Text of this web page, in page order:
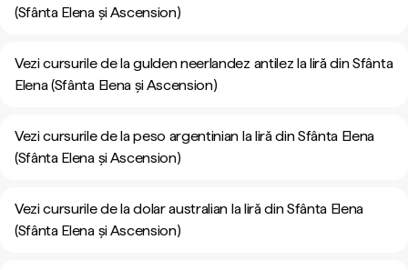
(Sfânta Elena și Ascension)
Vezi cursurile de la gulden neerlandez antilez la liră din Sfânta
Elena (Sfânta Elena și Ascension)
Vezi cursurile de la peso argentinian la liră din Sfânta Elena
(Sfânta Elena și Ascension)
Vezi cursurile de la dolar australian la liră din Sfânta Elena
(Sfânta Elena și Ascension)